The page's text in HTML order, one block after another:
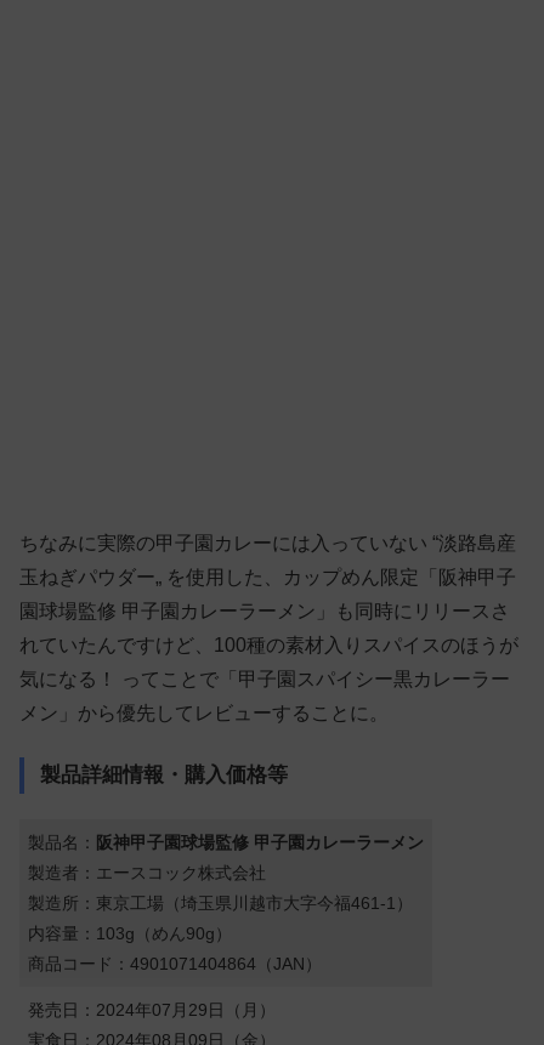
ちなみに実際の甲子園カレーには入っていない “淡路島産
玉ねぎパウダー„ を使用した、カップめん限定「阪神甲子
園球場監修 甲子園カレーラーメン」も同時にリリースさ
れていたんですけど、100種の素材入りスパイスのほうが
気になる！ ってことで「甲子園スパイシー黒カレーラー
メン」から優先してレビューすることに。
製品詳細情報・購入価格等
製品名： 阪神甲子園球場監修 甲子園カレーラーメン
製造者：エースコック株式会社
製造所：東京工場（埼玉県川越市大字今福461-1）
内容量：103g（めん90g）
商品コード：4901071404864（JAN）
発売日：2024年07月29日（月）
実食日：2024年08月09日（金）